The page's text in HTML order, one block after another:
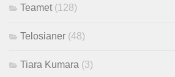
Teamet (128)
Telosianer (48)
Tiara Kumara (3)